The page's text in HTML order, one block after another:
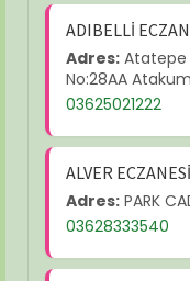
ADIBELLİ
Adres: Atatepe
No:28AA
03625021222
ALVER ECZANESİ
Adres: PARK
03628333540